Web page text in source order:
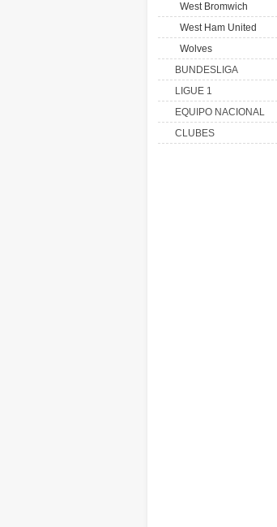
West Bromwich
West Ham United
Wolves
BUNDESLIGA
LIGUE 1
EQUIPO NACIONAL
CLUBES